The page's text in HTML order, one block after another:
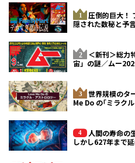
圧倒的巨大！
隠された数秘と予
＜新刊＞総力
宙」の謎／ムー
世界規模のタ
Me Do の｢ミラク
人間の寿命の
しかし627年まで